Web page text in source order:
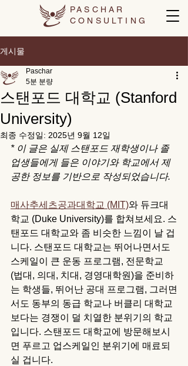
PASCHAR
CONSULTING
게시물
스탠포드 대학교 (Stanford
University)
Paschar
5분 분량
최종 수정일: 2025년 9월 12일
* 이 글은 실제 스탠포드 재학생이나 졸
업생들에게 들은 이야기와 학교에서 제
공한 정보를 기반으로 작성되었습니다.
매사추세츠공과대학교 (MIT)와 듀크대
학교 (Duke University)를 합쳐보세요. 스
탠포드 대학교와 좀 비슷한 느낌이 날 겁
니다. 스탠포드 대학교는 뛰어나면서도
스케일이 큰 운동 프로그램, 전문학교
(법대, 의대, 치대, 경영대학원)을 준비하
는 학생들, 뛰어난 공대 프로그램, 그러면
서도 동부의 동급 학교나 버클리 대학교
보다는 경쟁이 덜 치열한 분위기의 학교
입니다. 스탠포드 대학교에 방문해보시
면 푸르고 업스케일인 분위기에 매료되
실 겁니다.